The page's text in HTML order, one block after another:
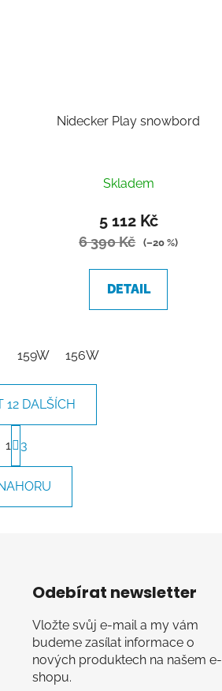
Nidecker Play snowbord
Skladem
5 112 Kč
6 390 Kč (–20 %)
DETAIL
159W 156W
O
v
l
á
12 DALŠÍCH
S
t
r
á
n
k
1 3
Odebírat newsletter
Vložte svůj e-mail a my vám
budeme zasílat informace o
nových produktech na našem e-
shopu.